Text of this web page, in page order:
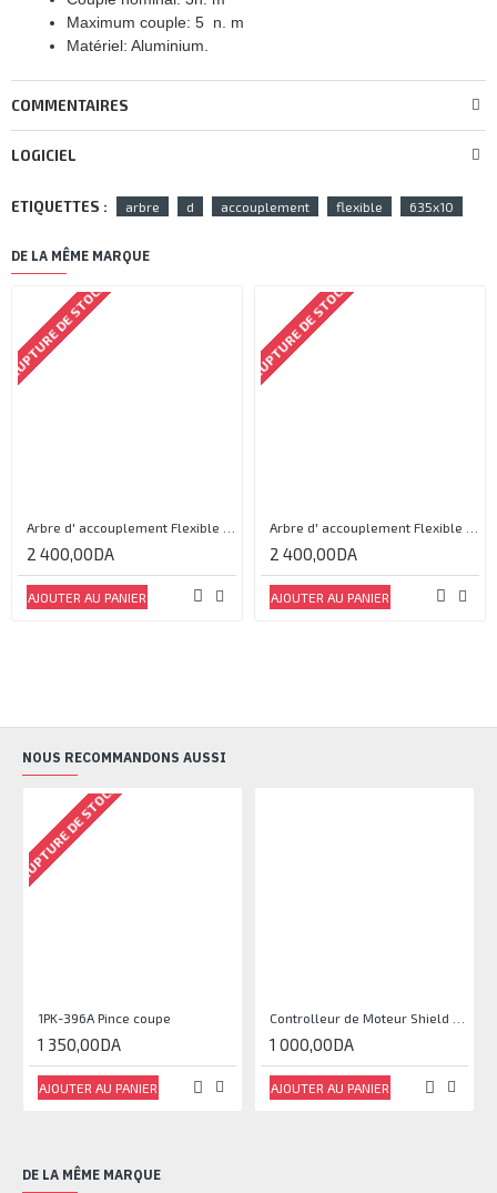
Maximum couple: 5 n. m
Matériel: Aluminium.
COMMENTAIRES
LOGICIEL
ETIQUETTES : arbre d accouplement flexible 635x10
DE LA MÊME MARQUE
RUPTURE DE STOCK
2 400,00DA
AJOUTER AU PANIER
RUPTURE DE STOCK
2 400,00DA
AJOUTER AU PANIER
NOUS RECOMMANDONS AUSSI
RUPTURE DE STOCK
1PK-396A Pince coupe
1 350,00DA
AJOUTER AU PANIER
1 000,00DA
AJOUTER AU PANIER
DE LA MÊME MARQUE